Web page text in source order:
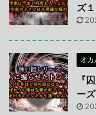
ズ
オ
『
ー